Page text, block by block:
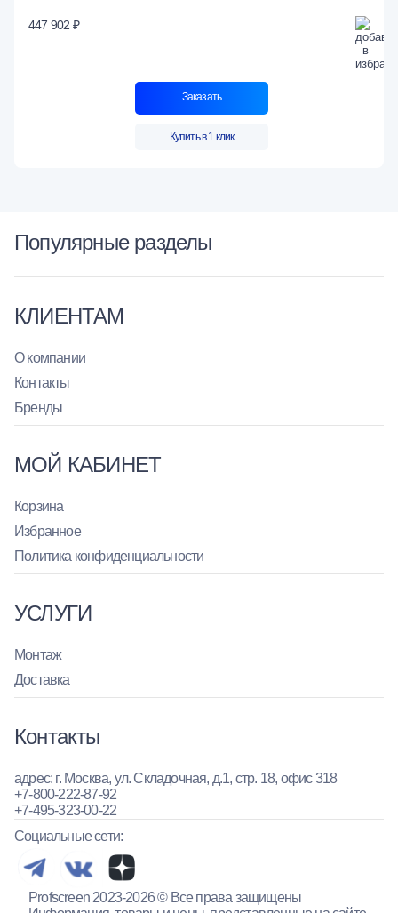
447 902 ₽
Заказать
Купить в 1 клик
Популярные разделы
КЛИЕНТАМ
О компании
Контакты
Бренды
МОЙ КАБИНЕТ
Корзина
Избранное
Политика конфиденциальности
УСЛУГИ
Монтаж
Доставка
Контакты
адрес: г. Москва, ул. Складочная, д.1, стр. 18, офис 318
+7-800-222-87-92
+7-495-323-00-22
Социальные сети:
Profscreen 2023-2026 © Все права защищены